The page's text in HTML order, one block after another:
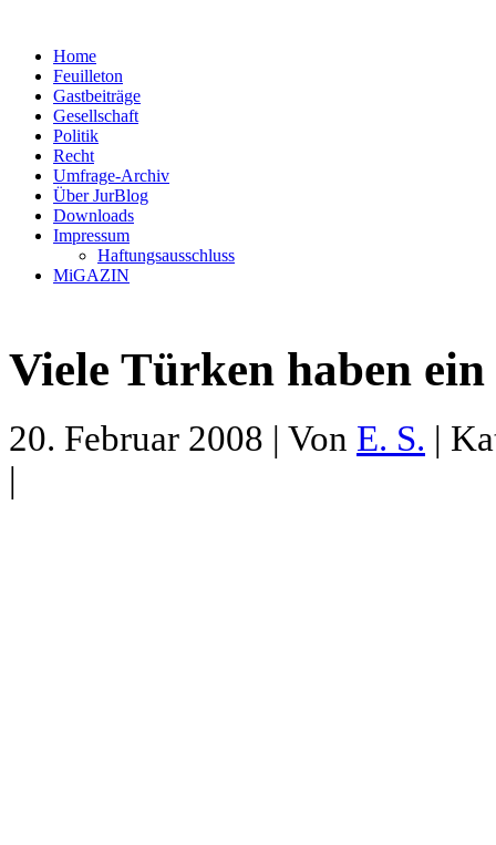
Home
Feuilleton
Gastbeiträge
Gesellschaft
Politik
Recht
Umfrage-Archiv
Über JurBlog
Downloads
Impressum
Haftungsausschluss
MiGAZIN
Viele Türken haben
20. Februar 2008 | Von E. S. |
|